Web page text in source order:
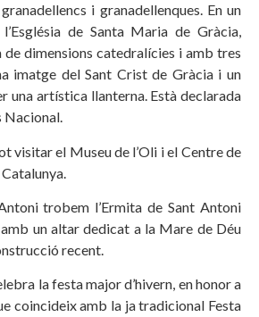
i granadellenques. En un
de Santa Maria de Gràcia,
dimensions catedralícies i amb tres
imatge del Sant Crist de Gràcia i un
una artística llanterna. Està declarada
Nacional.
visitar el Museu de l’Oli i el Centre de
trobem l’Ermita de Sant Antoni
un altar dedicat a la Mare de Déu
recent.
la festa major d’hivern, en honor a
coincideix amb la ja tradicional Festa